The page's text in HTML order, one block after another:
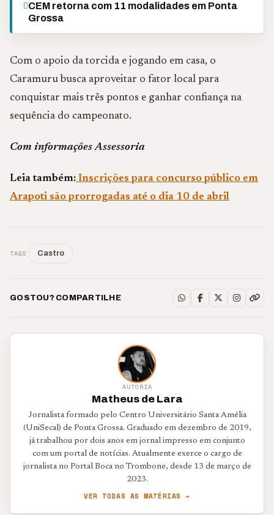
CEM retorna com 11 modalidades em Ponta
Grossa
Com o apoio da torcida e jogando em casa, o
Caramuru busca aproveitar o fator local para
conquistar mais três pontos e ganhar confiança na
sequência do campeonato.
Com informações Assessoria
Leia também: Inscrições para concurso público em
Arapoti são prorrogadas até o dia 10 de abril
TAGS Castro
GOSTOU? COMPARTILHE
AUTORIA
Matheus de Lara
Jornalista formado pelo Centro Universitário Santa Amélia
(UniSecal) de Ponta Grossa. Graduado em dezembro de 2019,
já trabalhou por dois anos em jornal impresso em conjunto
com um portal de notícias. Atualmente exerce o cargo de
jornalista no Portal Boca no Trombone, desde 13 de março de
2023.
VER TODAS AS MATÉRIAS →